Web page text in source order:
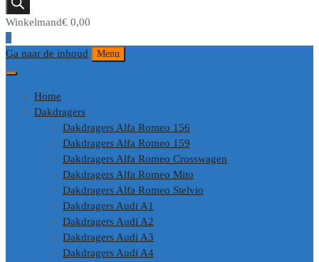
Winkelmand€ 0,00
0
Ga naar de inhoud
Menu
Home
Dakdragers
Dakdragers Alfa Romeo 156
Dakdragers Alfa Romeo 159
Dakdragers Alfa Romeo Crosswagen
Dakdragers Alfa Romeo Mito
Dakdragers Alfa Romeo Stelvio
Dakdragers Audi A1
Dakdragers Audi A2
Dakdragers Audi A3
Dakdragers Audi A4